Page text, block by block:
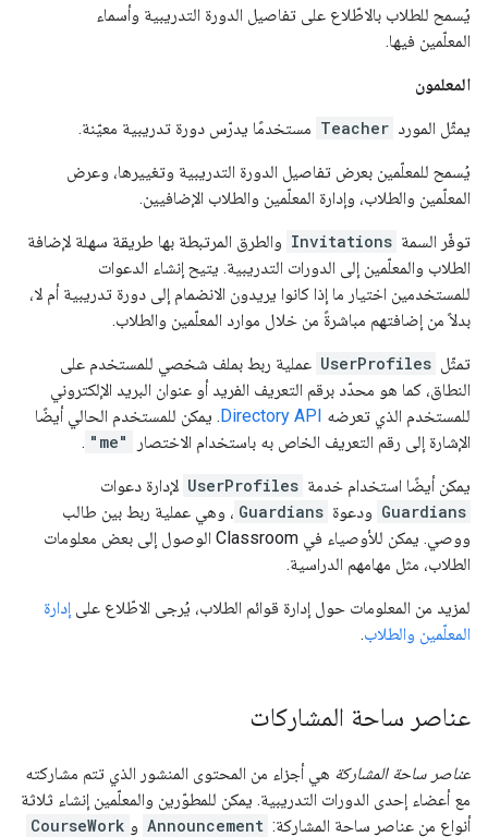
يُسمح للطلاب بالاطّلاع على تفاصيل الدورة التدريبية وأسماء
المعلّمين فيها.
المعلمون
يمثّل المورد Teacher مستخدمًا يدرّس دورة تدريبية معيّنة.
يُسمح للمعلّمين بعرض تفاصيل الدورة التدريبية وتغييرها، وعرض
المعلّمين والطلاب، وإدارة المعلّمين والطلاب الإضافيين.
توفّر السمة Invitations والطرق المرتبطة بها طريقة سهلة لإضافة
الطلاب والمعلّمين إلى الدورات التدريبية. يتيح إنشاء الدعوات
للمستخدمين اختيار ما إذا كانوا يريدون الانضمام إلى دورة تدريبية أم لا،
بدلاً من إضافتهم مباشرةً من خلال موارد المعلّمين والطلاب.
تمثّل UserProfiles عملية ربط بملف شخصي للمستخدم على
النطاق، كما هو محدّد برقم التعريف الفريد أو عنوان البريد الإلكتروني
للمستخدم الذي تعرضه Directory API. يمكن للمستخدم الحالي أيضًا
الإشارة إلى رقم التعريف الخاص به باستخدام الاختصار
"me"
.
يمكن أيضًا استخدام خدمة UserProfiles لإدارة دعوات
Guardians ودعوة Guardians ، وهي عملية ربط بين طالب
ووصي. يمكن للأوصياء في Classroom الوصول إلى بعض معلومات
الطلاب، مثل مهامهم الدراسية.
لمزيد من المعلومات حول إدارة قوائم الطلاب، يُرجى الاطّلاع على إدارة
المعلّمين والطلاب.
عناصر ساحة المشاركات
عناصر ساحة المشاركة هي أجزاء من المحتوى المنشور الذي تتم مشاركته
مع أعضاء إحدى الدورات التدريبية. يمكن للمطوّرين والمعلّمين إنشاء ثلاثة
أنواع من عناصر ساحة المشاركة: Announcement و CourseWork